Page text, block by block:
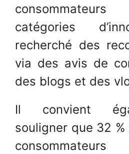
catégories
recherché des
via des avis de
des blogs et des
Il convient
souligner que 32